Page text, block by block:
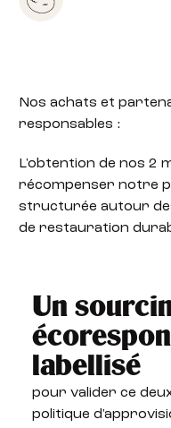
Nos achats et
responsables :
L'obtention de nos 2
récompenser notre
structurée autour
de restauration
Un
labellisé
pour valider ce
politique